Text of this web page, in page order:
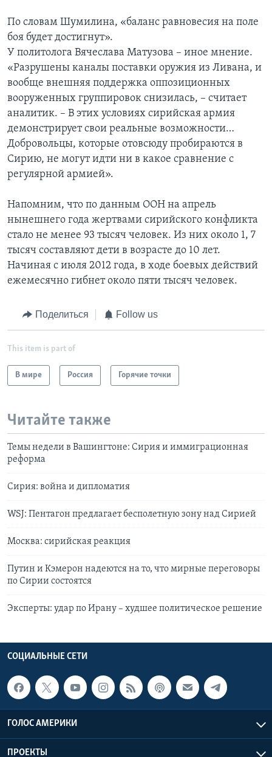
По словам Шумилина, «баланс равновесия на поле
боя будет достигнут».
У политолога Вячеслава Матузова – иное мнение.
«Разрушены каналы поставки оружия из Ливана, и
вообще внешняя поддержка оппозиционных
вооруженных группировок снизилась, – считает
аналитик. – В этих условиях сирийская армия
демонстрирует свои реальные возможности…
Добровольцы, которые отовсюду пробираются в
Сирию, не могут идти ни в какое сравнение с
регулярной армией».
Напомним, что по данным ООН на апрель
нынешнего года жертвами сирийского конфликта
стало не менее 93 тысяч человек. Из них около 1, 7
тысяч составляют дети в возрасте до 10 лет.
Начиная с июля 2012 года, в ходе боевых действий
ежемесячно гибнет около пяти тысяч человек.
Поделиться Follow us
This item is part of
В мире Россия Горячие точки
Читайте также
Темы недели в Вашингтоне: Сирия и иммиграционная
реформа
Сирия: война и дипломатия
WSJ: Пентагон предлагает бесполетную зону над Сирией
Москва: сирийская реакция
Путин и Кэмерон надеются на то, что мирные переговоры
по Сирии состоятся
Эксперты: удар по Ирану – худшее политическое решение
СОЦИАЛЬНЫЕ СЕТИ
ГОЛОС АМЕРИКИ
ПРОЕКТЫ